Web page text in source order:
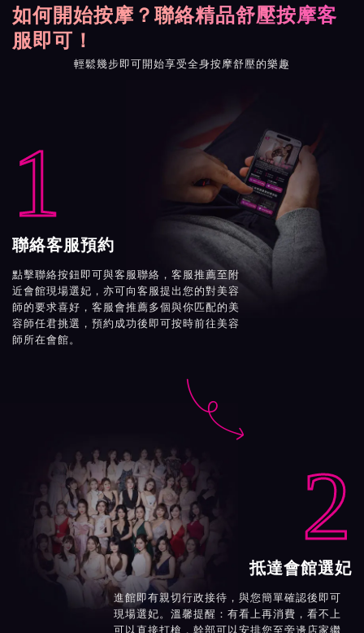
如何開始按摩？聯絡精品舒壓按摩客
服即可！
輕鬆幾步即可開始享受全身按摩舒壓的樂趣
1
聯絡客服預約
點擊聯絡按鈕即可與客服聯絡，客服推薦至附
近會館現場選妃，亦可向客服提出您的對美容
師的要求喜好，客服會推薦多個與你匹配的美
容師任君挑選，預約成功後即可按時前往美容
師所在會館。

2
抵達會館選妃
進館即有親切行政接待，與您簡單確認後即可
現場選妃。溫馨提醒：有看上再消費，看不上
可以直接打槍，幹部可以安排您至旁邊店家繼